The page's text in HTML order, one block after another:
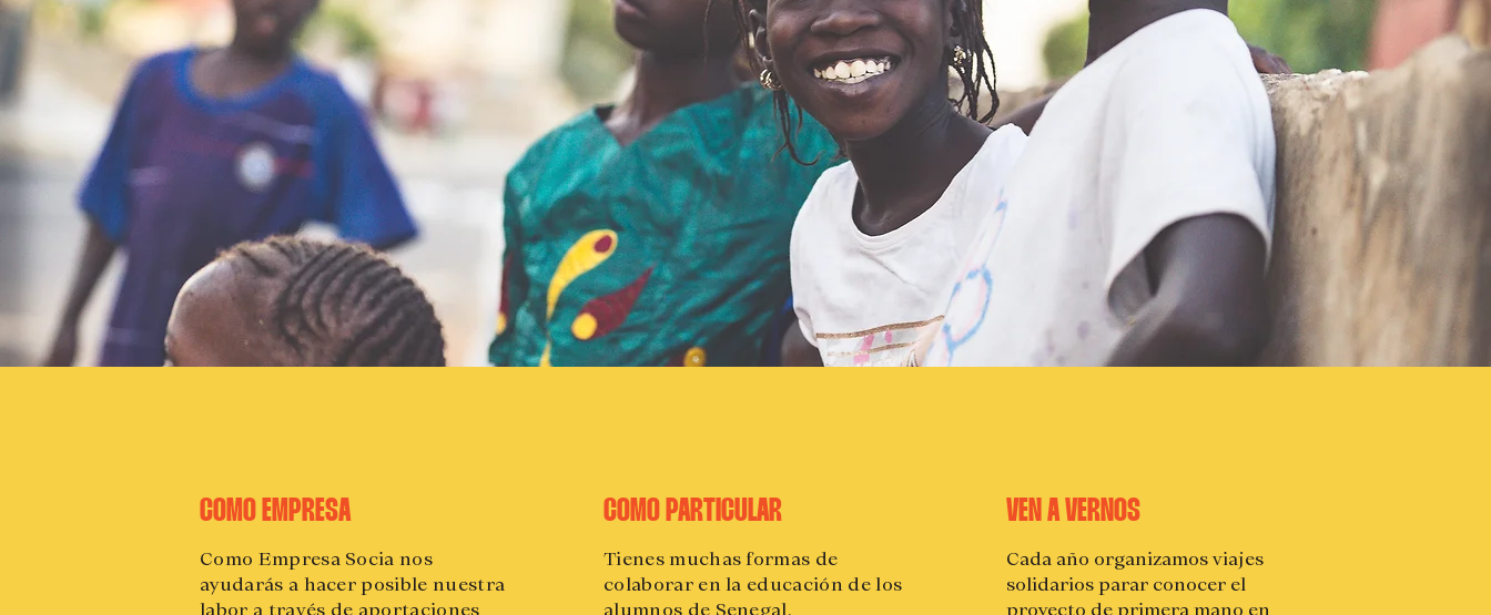
COMO EMPRESA
Como Empresa Socia nos
ayudarás a hacer posible nuestra
labor a través de aportaciones
COMO PARTICULAR
Tienes muchas formas de
colaborar en la educación de los
alumnos de Senegal.
VEN A VERNOS
Cada año organizamos viajes
solidarios parar conocer el
proyecto de primera mano en